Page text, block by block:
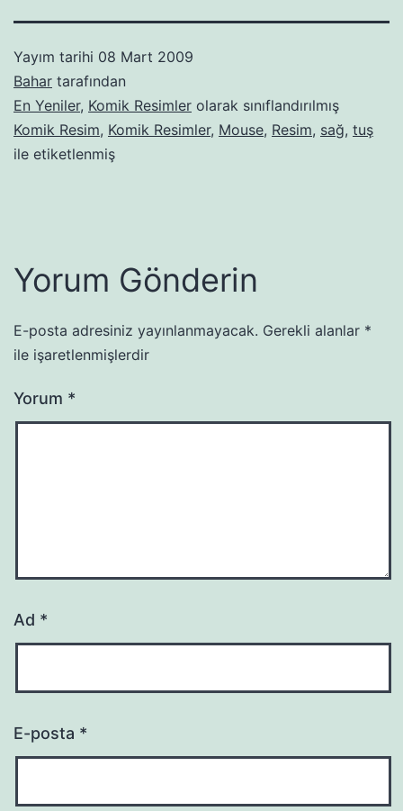
Yayım tarihi 08 Mart 2009
Bahar tarafından
En Yeniler, Komik Resimler olarak sınıflandırılmış
Komik Resim, Komik Resimler, Mouse, Resim, sağ, tuş
ile etiketlenmiş
Yorum Gönderin
E-posta adresiniz yayınlanmayacak. Gerekli alanlar *
ile işaretlenmişlerdir
Yorum *
Ad *
E-posta *